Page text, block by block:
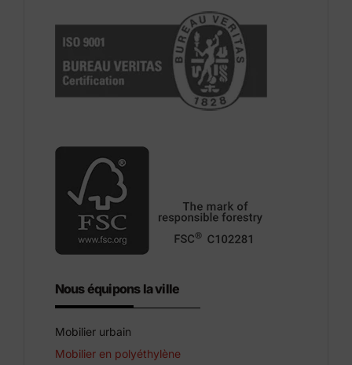
Nous équipons la ville
Mobilier urbain
Mobilier en polyéthylène